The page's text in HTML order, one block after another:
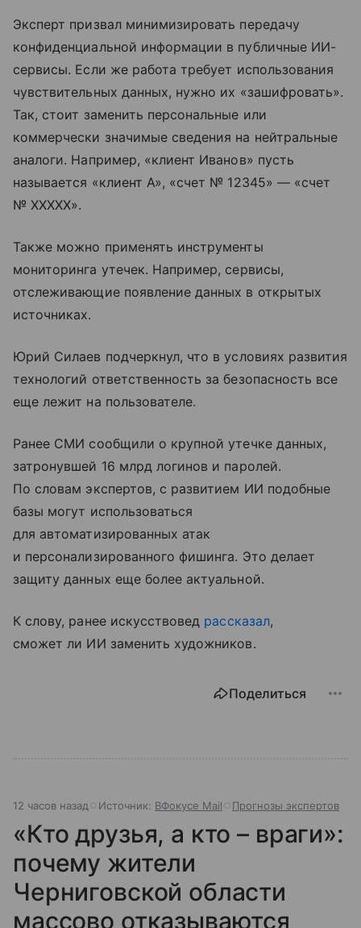
Эксперт призвал минимизировать передачу
конфиденциальной информации в публичные ИИ-
сервисы. Если же работа требует использования
чувствительных данных, нужно их «зашифровать».
Так, стоит заменить персональные или
коммерчески значимые сведения на нейтральные
аналоги. Например, «клиент Иванов» пусть
называется «клиент A», «счет № 12345» — «счет
№ XXXXX».
Также можно применять инструменты
мониторинга утечек. Например, сервисы,
отслеживающие появление данных в открытых
источниках.
Юрий Силаев подчеркнул, что в условиях развития
технологий ответственность за безопасность все
еще лежит на пользователе.
Ранее СМИ сообщили о крупной утечке данных,
затронувшей 16 млрд логинов и паролей.
По словам экспертов, с развитием ИИ подобные
базы могут использоваться
для автоматизированных атак
и персонализированного фишинга. Это делает
защиту данных еще более актуальной.
К слову, ранее искусствовед рассказал,
сможет ли ИИ заменить художников.
Поделиться
12 часов назад Источник: ВФокусе Mail Прогнозы экспертов
«Кто друзья, а кто – враги»:
почему жители
Черниговской области
массово отказываются